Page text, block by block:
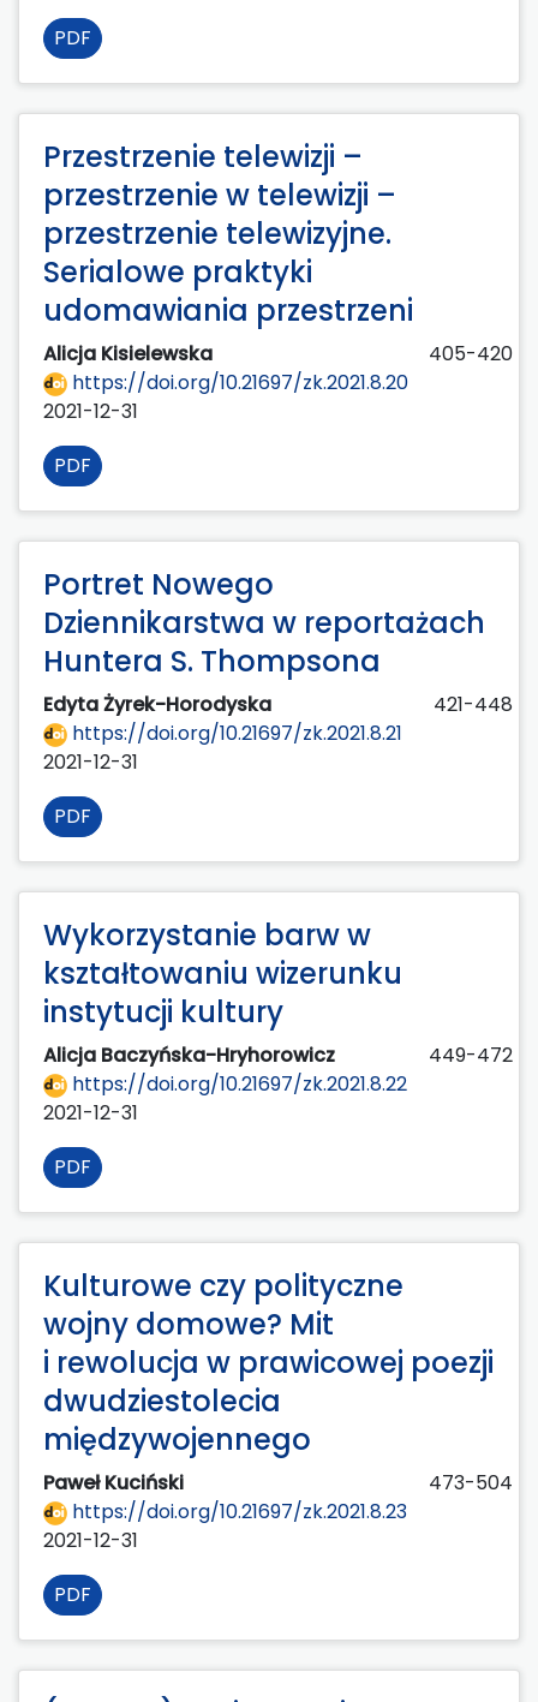
PDF
Przestrzenie telewizji –
przestrzenie w telewizji –
przestrzenie telewizyjne.
Serialowe praktyki
udomawiania przestrzeni
Alicja Kisielewska
405-420
https://doi.org/10.21697/zk.2021.8.20
2021-12-31
PDF
Portret Nowego
Dziennikarstwa w reportażach
Huntera S. Thompsona
Edyta Żyrek-Horodyska
421-448
https://doi.org/10.21697/zk.2021.8.21
2021-12-31
PDF
Wykorzystanie barw w
kształtowaniu wizerunku
instytucji kultury
Alicja Baczyńska-Hryhorowicz
449-472
https://doi.org/10.21697/zk.2021.8.22
2021-12-31
PDF
Kulturowe czy polityczne
wojny domowe? Mit
i rewolucja w prawicowej poezji
dwudziestolecia
międzywojennego
Paweł Kuciński
473-504
https://doi.org/10.21697/zk.2021.8.23
2021-12-31
PDF